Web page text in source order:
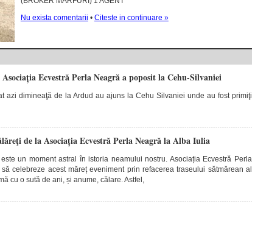
Nu exista comentarii • Citeste in continuare »
Ecvestră Perla Neagră a poposit la Cehu-Silvaniei
azi dimineaţă de la Ardud au ajuns la Cehu Silvaniei unde au fost primiţi
de la Asociația Ecvestră Perla Neagră la Alba Iulia
un moment astral în istoria neamului nostru. Asociația Ecvestră Perla
celebreze acest măreț eveniment prin refacerea traseului sătmărean al
cu o sută de ani, și anume, călare. Astfel,